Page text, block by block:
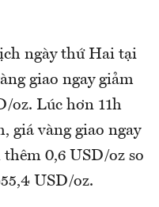
ngày thứ Hai tại
giao ngay giảm
oz. Lúc hơn 11h
giá vàng giao ngay
0,6 USD/oz so
USD/oz.